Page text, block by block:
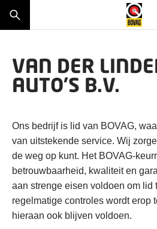
VAN DER
AUTO'S B.V.
Ons bedrijf is lid van BOVAG,
van uitstekende service. Wij
de weg op kunt. Het BOVAG-
betrouwbaarheid, kwaliteit en
aan strenge eisen voldoen om lid
regelmatige controles wordt erop
hieraan ook blijven voldoen.